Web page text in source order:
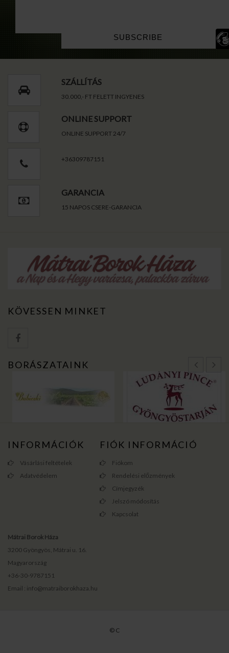
SZÁLLÍTÁS
30.000,- FT FELETT INGYENES
ONLINE SUPPORT
ONLINE SUPPORT 24/7
+36309787151
GARANCIA
15 NAPOS CSERE-GARANCIA
KÖVESSEN MINKET
BORÁSZATAINK
INFORMÁCIÓK
Vásárlási feltételek
Adatvédelem
FIÓK INFORMÁCIÓ
Fiókom
Rendelési előzmények
Címjegyzék
Jelszó módosítás
Kapcsolat
Mátrai Borok Háza
3200 Gyöngyös, Mátrai u. 16.
Magyarország
+36-30-9787151
Email : info@matraiborokhaza.hu
© C